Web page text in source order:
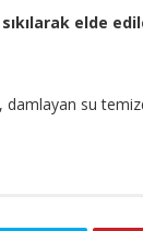
elde
su